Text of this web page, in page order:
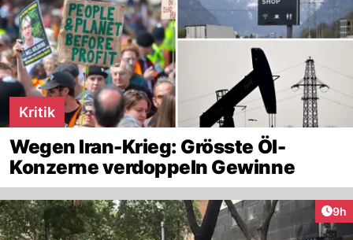
Kritik
Wegen Iran-Krieg: Grösste Öl-
Konzerne verdoppeln Gewinne
9h